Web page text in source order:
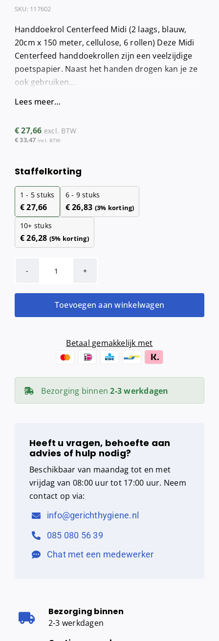
SKU: 117602
Handdoekrol Centerfeed Midi (2 laags, blauw,
20cm x 150 meter, cellulose, 6 rollen) Deze Midi
Centerfeed handdoekrollen zijn een veelzijdige
poetspapier. Naast het handen drogen kan je ze
ook gebruiken...
Lees meer…
€27,66 excl. BTW
€33,47 incl. BTW
Staffelkorting
1 - 5 stuks
€27,66
6 - 9 stuks
€26,83 (3% korting)
10+ stuks
€26,28 (5% korting)
Handdoekrol
Midi
(2
blauw,
20cm
cellulose,
Toevoegen aan winkelwagen
Betaal gemakkelijk met
Bezorging binnen2-3 werkdagen
Heeft u vragen, behoefte aan
advies of hulp nodig?
Beschikbaar van maandag tot en met
vrijdag van 08:00 uur tot 17:00 uur. Neem
contact op via:
info@gerichthygiene.nl
085 080 56 39
Chat met een medewerker
Bezorging binnen
2-3 werkdagen